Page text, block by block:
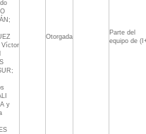
Víctor
y
Otorgada
Parte del
equipo de